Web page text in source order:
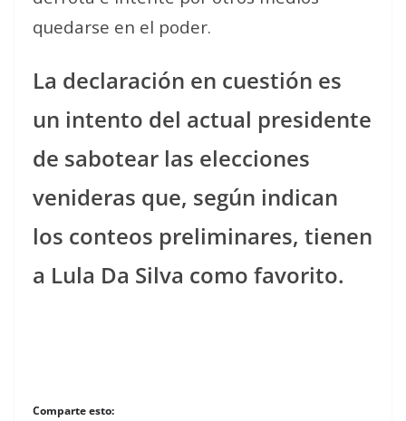
quedarse en el poder.
La declaración en cuestión es
un intento del actual presidente
de sabotear las elecciones
venideras que, según indican
los conteos preliminares, tienen
a Lula Da Silva como favorito.
Comparte esto: